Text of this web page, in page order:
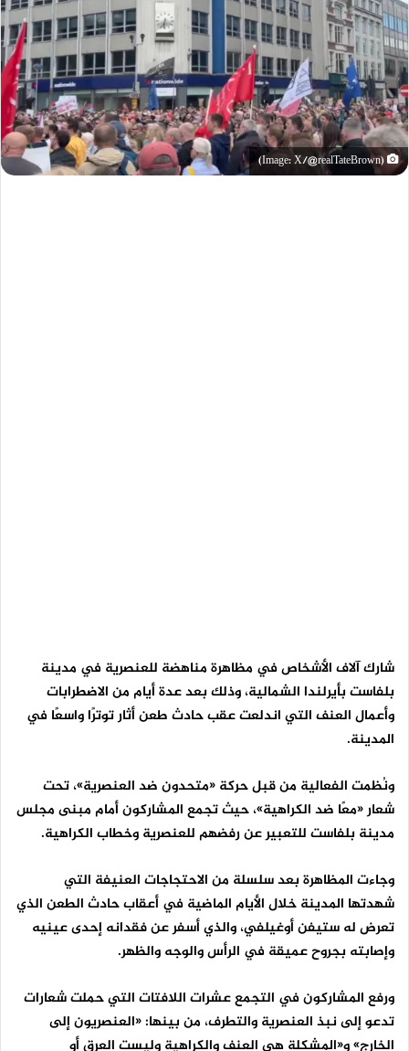
(Image: X/@realTateBrown)
شارك آلاف الأشخاص في مظاهرة مناهضة للعنصرية في مدينة
بلفاست بأيرلندا الشمالية، وذلك بعد عدة أيام من الاضطرابات
وأعمال العنف التي اندلعت عقب حادث طعن أثار توترًا واسعًا في
المدينة.
ونُظمت الفعالية من قبل حركة «متحدون ضد العنصرية»، تحت
شعار «معًا ضد الكراهية»، حيث تجمع المشاركون أمام مبنى مجلس
مدينة بلفاست للتعبير عن رفضهم للعنصرية وخطاب الكراهية.
وجاءت المظاهرة بعد سلسلة من الاحتجاجات العنيفة التي
شهدتها المدينة خلال الأيام الماضية في أعقاب حادث الطعن الذي
تعرض له ستيفن أوغيلفي، والذي أسفر عن فقدانه إحدى عينيه
وإصابته بجروح عميقة في الرأس والوجه والظهر.
ورفع المشاركون في التجمع عشرات اللافتات التي حملت شعارات
تدعو إلى نبذ العنصرية والتطرف، من بينها: «العنصريون إلى
الخارج» و«المشكلة هي العنف والكراهية وليست العِرق أو